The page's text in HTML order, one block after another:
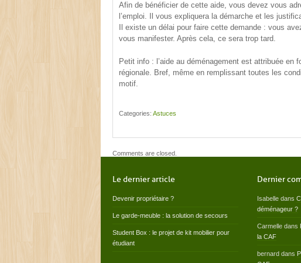
Afin de bénéficier de cette aide, vous devez vous
l’emploi. Il vous expliquera la démarche et les
Il existe un délai pour faire cette demande : vous
vous manifester. Après cela, ce sera trop tard.
Petit info : l’aide au déménagement est attribuée en
régionale. Bref, même en remplissant toutes les
motif.
Categories: Astuces
Comments are closed.
Le dernier article
Devenir propriétaire ?
Le garde-meuble : la solution de secours
Student Box : le projet de kit mobilier pour
étudiant
Dernier
Isabelle dans
déménageur ?
Carmelle dans
la CAF
bernard dans